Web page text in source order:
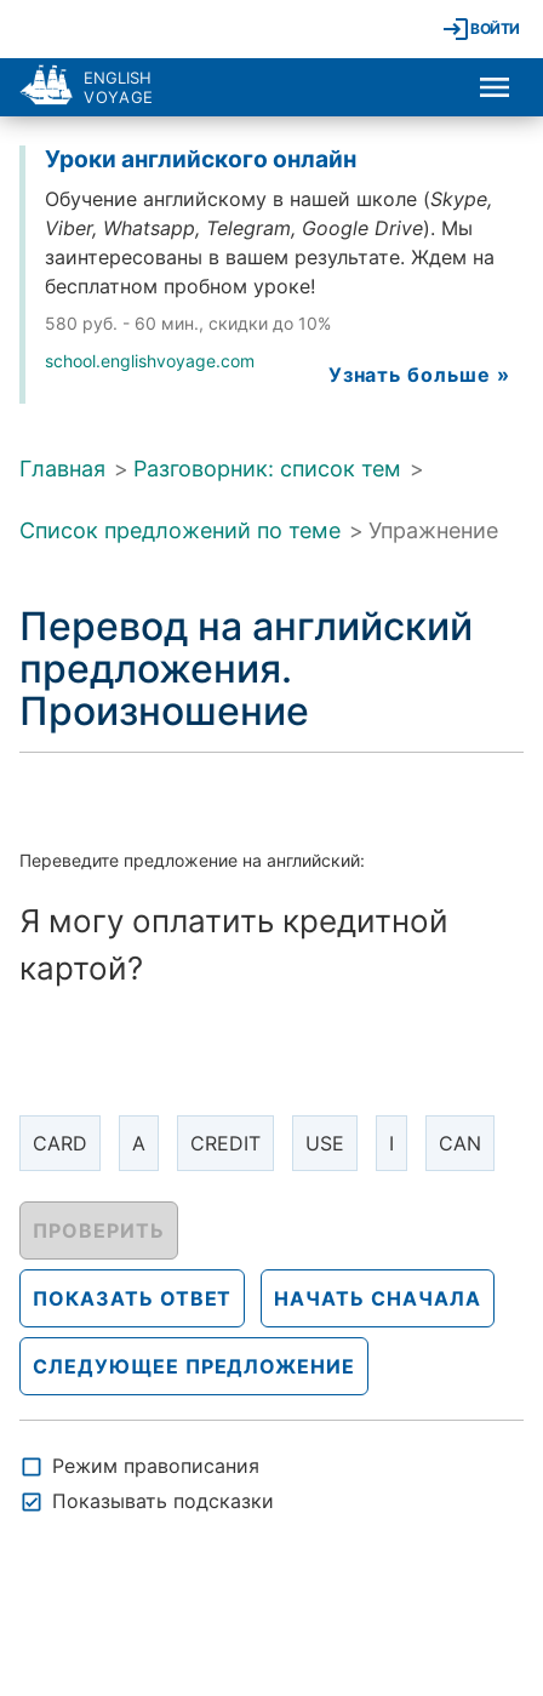
ВОЙТИ
ENGLISH
VOYAGE
Уроки английского онлайн
Обучение английскому в нашей школе (Skype,
Viber, Whatsapp, Telegram, Google Drive). Мы
заинтересованы в вашем результате. Ждем на
бесплатном пробном уроке!
580 руб. - 60 мин., скидки до 10%
school.englishvoyage.com
Узнать больше »
Главная > Разговорник: список тем >
Список предложений по теме > Упражнение
Перевод на английский
предложения.
Произношение
Переведите предложение на английский:
Я могу оплатить кредитной
картой?
CARD A CREDIT USE I CAN
ПРОВЕРИТЬ
ПОКАЗАТЬ ОТВЕТ НАЧАТЬ СНАЧАЛА
СЛЕДУЮЩЕЕ ПРЕДЛОЖЕНИЕ
Режим правописания
Показывать подсказки